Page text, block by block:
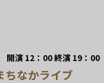
演 12：00 終演 19：00
ちなかライブ